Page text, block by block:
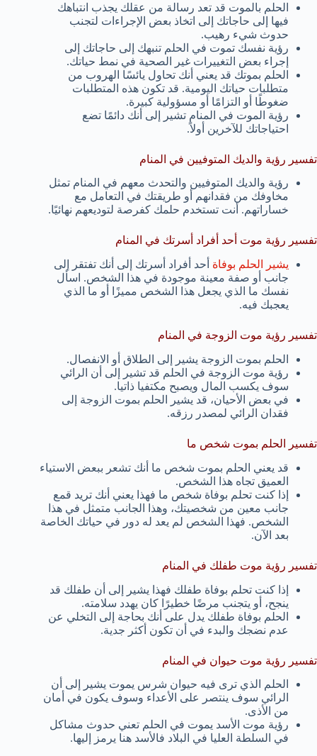
الحلم بالموت قد تعد رسالة من عقلك يجذب انتباهك
فيها إلى حاجاتك إلى اتخاذ بعض الإجراءات لتجنب
حدوث شيء رهيب.
رؤية نفسك تموت في الحلم تنبهك إلى حاجاتك إلى
إجراء بعض التغييرات غير الصحية في نمط حياتك.
الحلم بموتك قد يعني أنك تحاول يائسًا الهروب من
متطلبات حياتك اليومية. قد تكون هذه المتطلبات
ضغوطًا أو التزامًا أو مسؤولية كبيرة.
رؤية الموت في المنام تشير إلى أنك دائمًا تضع
احتياجاتك للآخرين أولاً.
تفسير رؤية والديك المتوفيين في المنام
رؤية والديك المتوفيين والتحدث معهم في المنام تمثل
مخاوفك من فقدانهم أو طريقتك في التعامل مع
خساراتهم. أنت تستخدم حلمك كفرصة لتوديعهم نهائيًا.
تفسير رؤية موت أحد أفراد أسرتك في المنام
يشير الحلم بوفاة أحد أفراد أسرتك إلى أنك تفتقر إلى
جانب أو صفة معينة موجودة في هذا الشخص. اسأل
نفسك ما الذي يجعل هذا الشخص مميزًا أو ما الذي
يعجبك فيه.
تفسير رؤية موت الزوجة في المنام
الحلم بموت الزوجة يشير إلى الطلاق أو الانفصال.
رؤية موت الزوجة في الحلم قد تشير إلى أن الرائي
سوف يكسب المال ويصبح مكتفيا ذاتيا.
في بعض الأحيان، قد يشير الحلم بموت الزوجة إلى
فقدان الرائي لمصدر رزقه.
تفسير الحلم بموت شخص ما
قد يعني الحلم بموت شخص ما أنك تشعر ببعض الاستياء
العميق تجاه هذا الشخص.
إذا كنت تحلم بوفاة شخص ما فهذا يعني أنك تريد قمع
جانب معين من شخصيتك، وهذا الجانب متمثل في هذا
الشخص. فهذا الشخص لم يعد له دور في حياتك الخاصة
بعد الآن.
تفسير رؤية موت طفلك في المنام
إذا كنت تحلم بوفاة طفلك فهذا يشير إلى أن طفلك قد
ينجح، أو يتجنب مرضًا خطيرًا كان يهدد سلامته.
الحلم بوفاة طفلك يدل على أنك بحاجة إلى التخلي عن
عدم نضجك والبدء في أن تكون أكثر جدية.
تفسير رؤية موت حيوان في المنام
الحلم الذي ترى فيه حيوان شرس يموت يشير إلى أن
الرائي سوف ينتصر على الأعداء وسوف يكون في أمان
من الأذى.
رؤية موت الأسد يموت في الحلم تعني حدوث مشاكل
في السلطة العليا في البلاد فالأسد هنا يرمز إليها.